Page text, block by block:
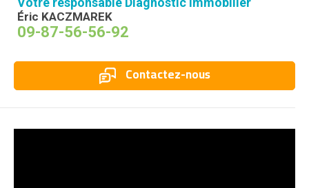
Éric KACZMAREK
09-87-56-56-92
Contactez-nous